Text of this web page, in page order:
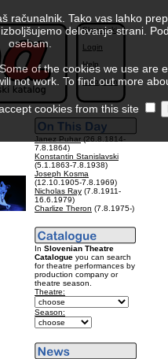
Slovenski
Login
Help
Colophon
Janez Puhar (26.8.1814-
7.8.1864)
Konstantin Stanislavski
(5.1.1863-7.8.1938)
Joseph Kosma
(12.10.1905-7.8.1969)
Nicholas Ray (7.8.1911-
16.6.1979)
Charlize Theron (7.8.1975-)
In Slovenian Theatre
Catalogue you can search
for theatre performances by
production company or
theatre season.
Theatre:
Season:
Tako vas lahko
delovanje strani.
osebam.
of the cookies we use are
not work. To find out more
cookies from this site